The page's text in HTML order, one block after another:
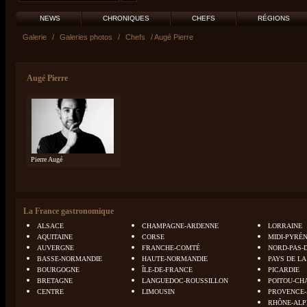
NEWS CHRONIQUES CHEFS RÉGIONS
Galerie / Galeries photos / Chefs / Augé Pierre
Augé Pierre
Pierre Augé
La France gastronomique
ALSACE
AQUITAINE
AUVERGNE
BASSE-NORMANDIE
BOURGOGNE
BRETAGNE
CENTRE
CHAMPAGNE-ARDENNE
CORSE
FRANCHE-COMTÉ
HAUTE-NORMANDIE
ÎLE-DE-FRANCE
LANGUEDOC-ROUSSILLON
LIMOUSIN
LORRAINE
MIDI-
NORD-PAS-
PAYS DE
PICARDIE
POITOU-
RHÔNE-